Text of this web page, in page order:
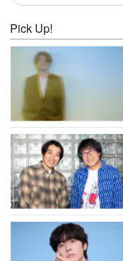
Pick Up!